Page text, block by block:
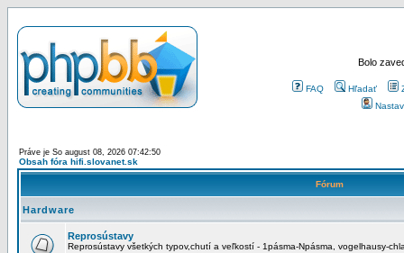
Bolo
FAQ Hľadať
Práve je So august 08, 2026 07:42:50
Obsah fóra hifi.slovanet.sk
Fórum
Hardware
Reprosústavy
Reprosústavy všetkých typov,chutí a veľkostí - 1pásma-Npásma, vogelhausy-